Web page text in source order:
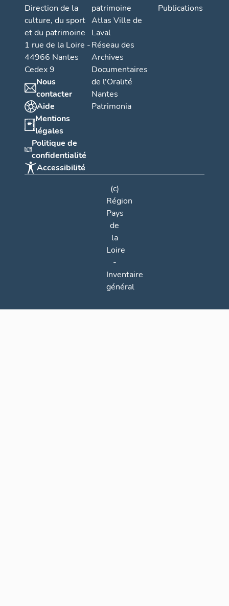
Direction de la
culture, du sport
et du patrimoine
1 rue de la Loire -
44966 Nantes
Cedex 9
Nous
contacter
Aide
Mentions
légales
Politique de
confidentialité
Accessibilité
patrimoine
Atlas Ville de
Laval
Réseau des
Archives
Documentaires
de l'Oralité
Nantes
Patrimonia
Publications
(c)
Région
Pays
de
la
Loire
-
Inventaire
général